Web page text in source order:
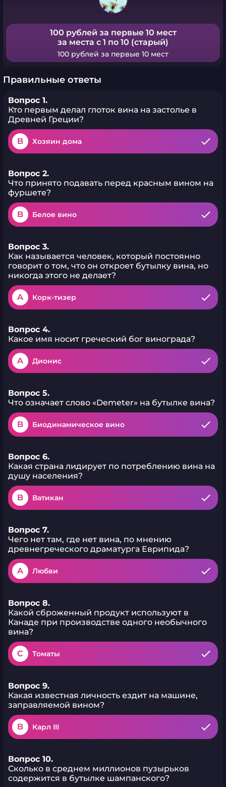
100 рублей за первые 10 мест
за места с 1 по 10 (старый)
100 рублей за первые 10 мест
Правильные ответы
Вопрос 1.
Кто первым делал глоток вина на застолье в
Древней Греции?
B Хозяин дома
Вопрос 2.
Что принято подавать перед красным вином на
фуршете?
B Белое вино
Вопрос 3.
Как называется человек, который постоянно
говорит о том, что он откроет бутылку вина, но
никогда этого не делает?
A Корк-тизер
Вопрос 4.
Какое имя носит греческий бог винограда?
A Дионис
Вопрос 5.
Что означает слово «Demeter» на бутылке вина?
B Биодинамическое вино
Вопрос 6.
Какая страна лидирует по потреблению вина на
душу населения?
B Ватикан
Вопрос 7.
Чего нет там, где нет вина, по мнению
древнегреческого драматурга Еврипида?
A Любви
Вопрос 8.
Какой сброженный продукт используют в
Канаде при производстве одного необычного
вина?
C Томаты
Вопрос 9.
Какая известная личность ездит на машине,
заправляемой вином?
B Карл III
Вопрос 10.
Сколько в среднем миллионов пузырьков
содержится в бутылке шампанского?